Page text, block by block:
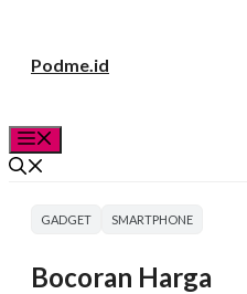
Podme.id
GADGET SMARTPHONE
Bocoran Harga